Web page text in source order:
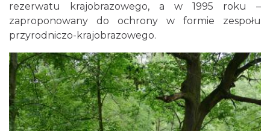
rezerwatu krajobrazowego, a w 1995 roku –
zaproponowany do ochrony w formie zespołu
przyrodniczo-krajobrazowego.